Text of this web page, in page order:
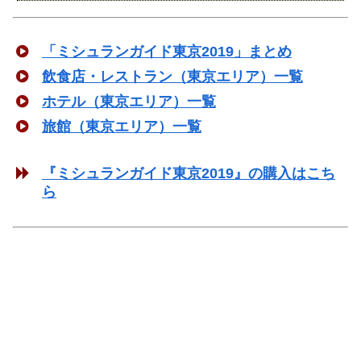
「ミシュランガイド東京2019」まとめ
飲食店・レストラン（東京エリア）一覧
ホテル（東京エリア）一覧
旅館（東京エリア）一覧
『ミシュランガイド東京2019』の購入はこち
ら